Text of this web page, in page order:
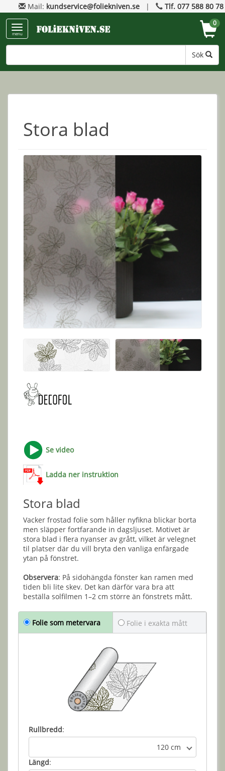
Mail: kundservice@foliekniven.se | Tlf. 077 588 80 78
menu
Sök
0
Stora blad
Se video
Ladda ner instruktion
Stora blad
Vacker frostad folie som håller nyfikna blickar borta
men släpper fortfarande in dagsljuset. Motivet är
stora blad i flera nyanser av grått, vilket är velegnet
til platser där du vill bryta den vanliga enfärgade
ytan på fönstret.
Observera: På sidohängda fönster kan ramen med
tiden bli lite skev. Det kan därför vara bra att
beställa solfilmen 1–2 cm större än fönstrets mått.
Folie som metervara Folie i exakta mått
Rullbredd:
120 cm
Längd: